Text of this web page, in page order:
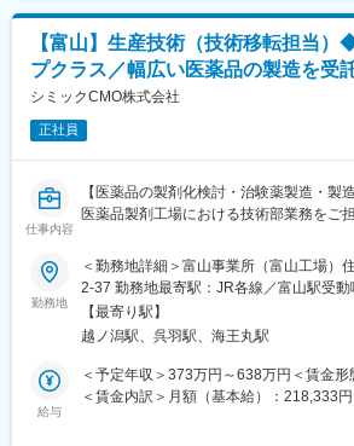
（CDMO）を提供する企業です。製剤設
生産まで、医薬品の開発・製造に関する
を提供。静岡県の製剤開発センターをは
西根、富山、足利）と海外2拠点（韓国
固形製剤・半固形製剤・注射剤などほぼ
す。さらに、特殊分割錠や3Dプリンター
変更の範囲：会社の定める業務
【就業時間について】
一部の方にシフト勤務の可能性があります
■通常勤務8：30～17：15
■早番5：50～14：35
■遅番14：25～23：10
※所定労働時間7時間45分、休憩時間60
となりますので、ワークライフバランス
【富山工場について】
処方成型（処方の最適化）・スケールア
討～商用生産・試作～治験薬製造・危険
ています。
チューブライン（5,500万本）／ボトル
／ジャー容器ライン（300トン500万本）
【富山】生産技術（技術移転担当）
プクラス／幅広い医薬品の製造を受
シミックCMO株式会社
正社員
仕事内容
【医薬品の製剤化検討・治験薬製造・製
医薬品製剤工場における技術部業務をご
■主な業務内容
(1) 製造受託品における技術移転
(2) 製造受託品の改良および新技術の収集
(3) 表示材料の改訂に関する依頼窓口及び
(4) 変更管理およびクオリフィケーション
■シミックグループ：
勤務地
＜勤務地詳細＞富山事業所（富山工場）
2-37 勤務地最寄駅：JR各線／富山駅受
場所あり変更の範囲：会社の定める事業所
【最寄り駅】
越ノ潟駅、呉羽駅、海王丸駅
給与
＜予定年収＞373万円～638万円＜賃金
＜賃金内訳＞月額（基本給）：218,333